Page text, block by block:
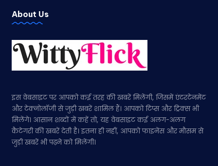
About Us
इस वेबसाइट पर आपको कई तरह की खबरें मिलेंगी, जिसमें एंटरटेनमेंट
और टेक्नोलॉजी से जुड़ी खबरें शामिल हैं। आपको टिप्स और ट्रिक्स भी
मिलेंगे। आसान शब्दों में कहें तो, यह वेबसाइट कई अलग-अलग
कैटेगरी की खबरें देती है। इतना ही नहीं, आपको फाइनेंस और मौसम से
जुड़ी खबरें भी पढ़ने को मिलेंगी।